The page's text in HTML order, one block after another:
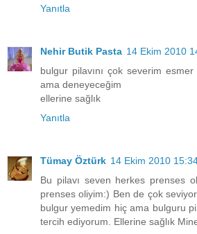
Yanıtla
Nehir Butik Pasta 14 Ekim 2010
bulgur pilavını çok severim
ama deneyeceğim
ellerine sağlık
Yanıtla
Tümay Öztürk 14 Ekim 2010
Bu pilavı seven herkes prenses
prenses oliyim:) Ben de çok
bulgur yemedim hiç ama bulguru
tercih ediyorum. Ellerine sağlık